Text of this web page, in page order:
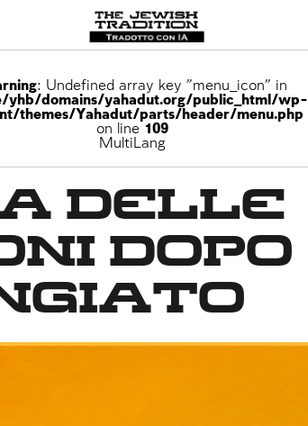
: Undefined array key "menu_icon" in
yhb/domains/yahadut.org/public_html/wp-
themes/Yahadut/parts/header/menu.php
on line 109
MultiLang
delle
dopo